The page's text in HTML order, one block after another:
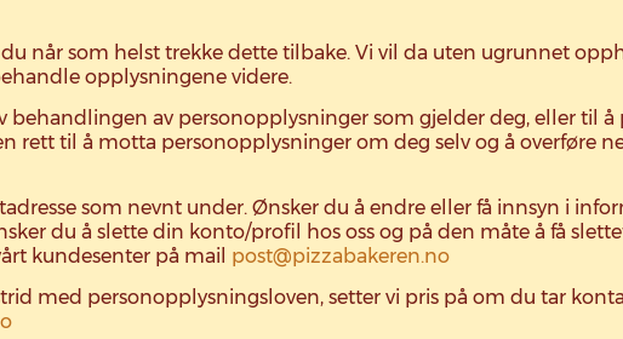
når som helst trekke dette tilbake. Vi vil da uten ugrunnet
opplysningene videre.
av personopplysninger som gjelder deg, eller til å
rett til å motta personopplysninger om deg selv og å overføre
som nevnt under. Ønsker du å endre eller få innsyn i
du å slette din konto/profil hos oss og på den måte å få
kundesenter på mail post@pizzabakeren.no
med personopplysningsloven, setter vi pris på om du tar